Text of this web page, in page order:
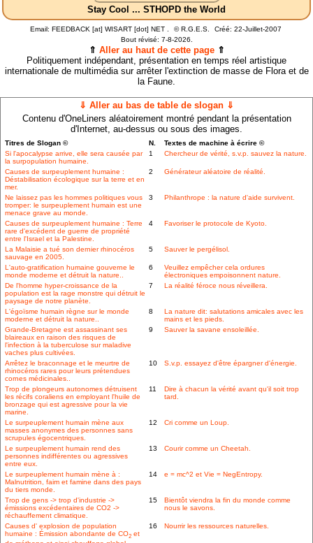
Stay Cool ... STHOPD the World
Email: FEEDBACK [at] WISART [dot] NET . ©R.G.E.S.
Créé: 22-Juillet-2007
Bout révisé: 7-8-2026.
⇑ Aller au haut de cette page⇑
Politiquement indépendant, présentation en temps réel artistique
internationale de multimédia sur arrêter l'extinction de masse de Flora et de
la Faune.
⇓ Aller au bas de table de slogan ⇓
Contenu d'OneLiners aléatoirement montré pendant la présentation
d'Internet, au-dessus ou sous des images.
Titres de Slogan © N.
Textes de machine à écrire ©
Si l'apocalypse arrive, elle sera causée par
la surpopulation humaine.
1 Chercheur de vérité, s.v.p. sauvez la nature.
Causes de surpeuplement humaine :
Déstabilisation écologique sur la terre et en
mer.
2 Générateur aléatoire de réalité.
Ne laissez pas les hommes politiques vous
tromper: le surpeuplement humain est une
menace grave au monde.
3 Philanthrope : la nature d'aide survivent.
Causes de surpeuplement humaine : Terre
rare d'excédent de guerre de propriété
entre l'Israel et la Palestine.
4 Favoriser le protocole de Kyoto.
La Malaisie a tué son dernier rhinocéros
sauvage en 2005.
5 Sauver le pergélisol.
L'auto-gratification humaine gouverne le
monde moderne et détruit la nature..
6
Veuillez empêcher cela ordures
électroniques empoisonnent nature.
De l'homme hyper-croissance de la
population est la rage monstre qui détruit le
paysage de notre planète.
7 La réalité féroce nous réveillera.
L'égoïsme humain règne sur le monde
moderne et détruit la nature..
8
La nature dit: salutations amicales avec les
mains et les pieds.
Grande-Bretagne est assassinant ses
blaireaux en raison des risques de
l'infection à la tuberculose sur maladive
vaches plus cultivées.
9 Sauver la savane ensoleillée.
Arrêtez le braconnage et le meurtre de
rhinocéros rares pour leurs prétendues
cornes médicinales..
10 S.v.p. essayez d'être épargner d'énergie.
Trop de plongeurs autonomes détruisent
les récifs coraliens en employant l'huile de
bronzage qui est agressive pour la vie
marine.
11
Dire à chacun la vérité avant qu'il soit trop
tard.
Le surpeuplement humain mène aux
masses anonymes des personnes sans
scrupules égocentriques.
12 Cri comme un Loup.
Le surpeuplement humain rend des
personnes indifférentes ou agressives
entre eux.
13 Courir comme un Cheetah.
Le surpeuplement humain mène à :
Malnutrition, faim et famine dans des pays
du tiers monde.
14 e = mc^2 et Vie = NegEntropy.
Trop de gens -> trop d'industrie ->
émissions excédentaires de CO2 ->
réchauffement climatique.
15
Bientôt viendra la fin du monde comme
nous le savons.
Causes d' explosion de population
humaine : Émission abondante de CO2 et
16 Nourrir les ressources naturelles.